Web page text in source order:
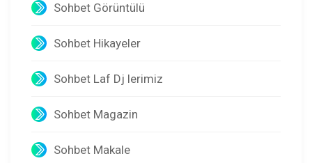
Sohbet Görüntülü
Sohbet Hikayeler
Sohbet Laf Dj lerimiz
Sohbet Magazin
Sohbet Makale